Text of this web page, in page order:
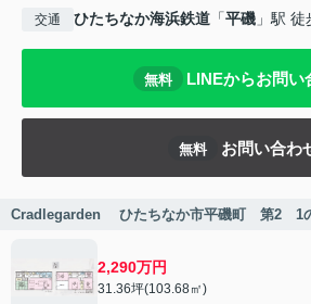
交通 ひたちなか海浜鉄道 「平磯 」駅
無料 LINEからお問い
無料 お問い合わ
Cradlegarden ひたちなか市平磯町 第2 1
2,290万円
31.36坪(103.68㎡)